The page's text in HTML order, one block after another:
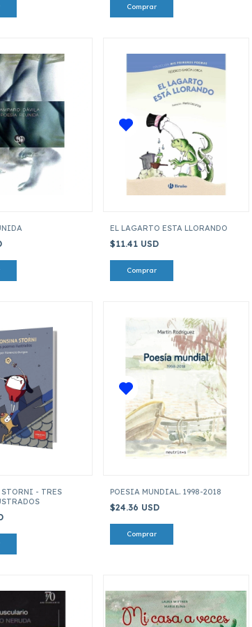
EL LAGARTO ESTA LLORANDO
$11.41 USD
- TRES
POESIA MUNDIAL. 1998-2018
$24.36 USD